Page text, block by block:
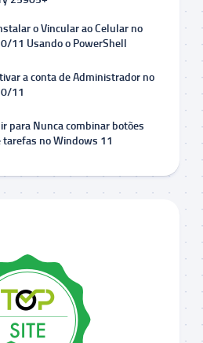
o Vincular ao Celular no
11 Usando o PowerShell
a conta de Administrador no
11
para Nunca combinar botões
tarefas no Windows 11